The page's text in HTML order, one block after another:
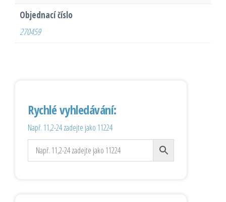
Objednací číslo
270459
Rychlé vyhledávání:
Např. 11,2-24 zadejte jako 11224